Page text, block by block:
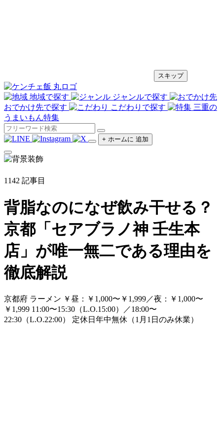
スキップ
地域で探す
ジャンルで探す
おでかけ先で探す
こだわりで探す
三重の
うまいもん特集
+ ホームに 追加
1142 記事目
背脂なのになぜ飲み干せる？
京都「セアブラノ神 壬生本
店」が唯一無二である理由を
徹底解説
京都府 ラーメン ￥昼：￥1,000〜￥1,999／夜：￥1,000〜
￥1,999 11:00〜15:30（L.O.15:00）／18:00〜
22:30（L.O.22:00）
定休日 年中無休（1月1日のみ休業）